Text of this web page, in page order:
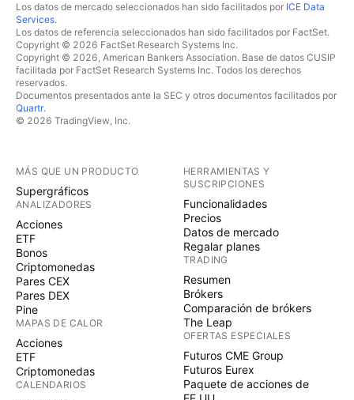
Los datos de mercado seleccionados han sido facilitados por ICE Data
Services.
Los datos de referencia seleccionados han sido facilitados por FactSet.
Copyright © 2026 FactSet Research Systems Inc.
Copyright © 2026, American Bankers Association. Base de datos CUSIP
facilitada por FactSet Research Systems Inc. Todos los derechos
reservados.
Documentos presentados ante la SEC y otros documentos facilitados por
Quartr.
© 2026 TradingView, Inc.
MÁS QUE UN PRODUCTO
Supergráficos
ANALIZADORES
Acciones
ETF
Bonos
Criptomonedas
Pares CEX
Pares DEX
Pine
MAPAS DE CALOR
Acciones
ETF
Criptomonedas
CALENDARIOS
HERRAMIENTAS Y
SUSCRIPCIONES
Funcionalidades
Precios
Datos de mercado
Regalar planes
TRADING
Resumen
Brókers
Comparación de brókers
The Leap
OFERTAS ESPECIALES
Futuros CME Group
Futuros Eurex
Paquete de acciones de